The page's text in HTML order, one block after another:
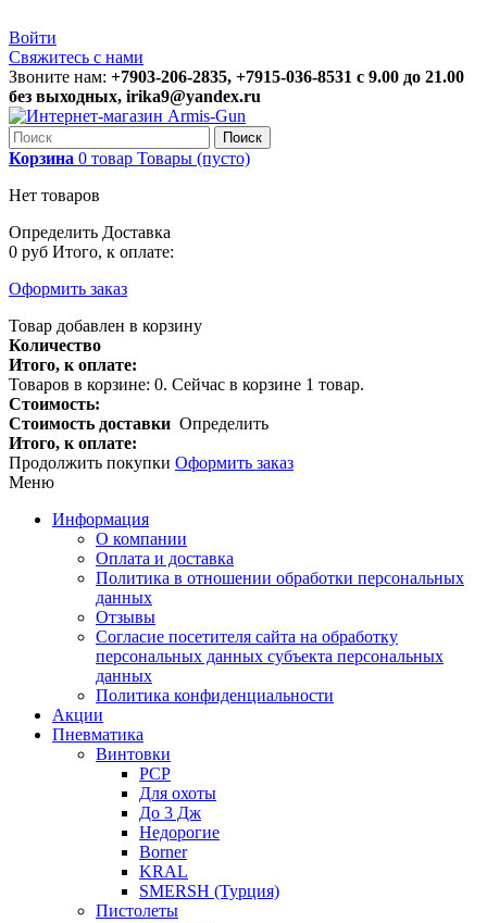
Войти
Свяжитесь с нами
Звоните нам: +7903-206-2835, +7915-036-8531 с 9.00 до 21.00
без выходных, irika9@yandex.ru
Поиск
Корзина 0 товар Товары (пусто)
Нет товаров
Определить Доставка
0 руб Итого, к оплате:
Оформить заказ
Товар добавлен в корзину
Количество
Итого, к оплате:
Товаров в корзине: 0. Сейчас в корзине 1 товар.
Стоимость:
Стоимость доставки Определить
Итого, к оплате:
Продолжить покупки Оформить заказ
Меню
Информация
О компании
Оплата и доставка
Политика в отношении обработки персональных
данных
Отзывы
Согласие посетителя сайта на обработку
персональных данных субъекта персональных
данных
Политика конфиденциальности
Акции
Пневматика
Винтовки
PCP
Для охоты
До 3 Дж
Недорогие
Borner
KRAL
SMERSH (Турция)
Пистолеты